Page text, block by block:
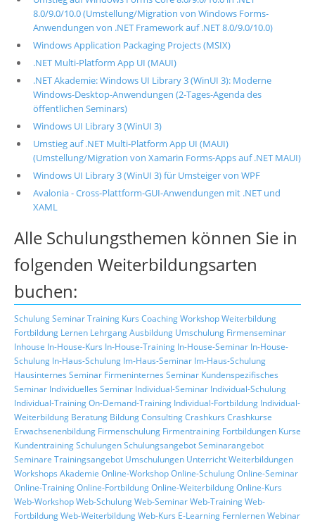
8.0/9.0/10.0 (Umstellung/Migration von Windows Forms-
Anwendungen von .NET Framework auf .NET 8.0/9.0/10.0)
Windows Application Packaging Projects (MSIX)
.NET Multi-Platform App UI (MAUI)
.NET Akademie: Windows UI Library 3 (WinUI 3): Moderne
Windows-Desktop-Anwendungen (2-Tages-Agenda des
öffentlichen Seminars)
Windows UI Library 3 (WinUI 3)
Umstieg auf .NET Multi-Platform App UI (MAUI)
(Umstellung/Migration von Xamarin Forms-Apps auf .NET MAUI)
Windows UI Library 3 (WinUI 3) für Umsteiger von WPF
Avalonia - Cross-Plattform-GUI-Anwendungen mit .NET und
XAML
Alle Schulungsthemen können Sie in
folgenden Weiterbildungsarten
buchen:
SchulungSeminarTraining Kurs CoachingWorkshopWeiterbildung
Fortbildung Lernen LehrgangAusbildung Umschulung Firmenseminar
Inhouse In-House-Kurs In-House-Training In-House-Seminar In-House-
Schulung In-Haus-Schulung Im-Haus-Seminar Im-Haus-Schulung
Hausinternes Seminar Firmeninternes Seminar Kundenspezifisches
Seminar Individuelles Seminar Individual-Seminar Individual-Schulung
Individual-TrainingOn-Demand-Training Individual-Fortbildung Individual-
Weiterbildung Beratung BildungConsultingCrashkurs Crashkurse
Erwachsenenbildung Firmenschulung Firmentraining Fortbildungen Kurse
KundentrainingSchulungenSchulungsangebotSeminarangebot
Seminare Trainingsangebot Umschulungen UnterrichtWeiterbildungen
Workshops Akademie Online-WorkshopOnline-SchulungOnline-Seminar
Online-TrainingOnline-FortbildungOnline-WeiterbildungOnline-Kurs
Web-WorkshopWeb-SchulungWeb-SeminarWeb-TrainingWeb-
FortbildungWeb-WeiterbildungWeb-Kurs E-Learning FernlernenWebinar